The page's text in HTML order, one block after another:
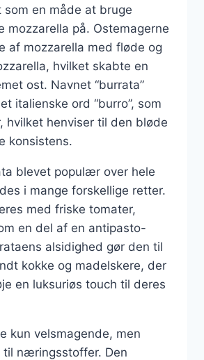
som en måde at bruge
mozzarella på. Ostemagerne
af mozzarella med fløde og
hvilket skabte en
ost. Navnet “burrata”
italienske ord “burro”, som
hvilket henviser til den bløde
konsistens.
blevet populær over hele
i mange forskellige retter.
med friske tomater,
en del af en antipasto-
alsidighed gør den til
kokke og madelskere, der
en luksuriøs touch til deres
kun velsmagende, men
til næringsstoffer. Den